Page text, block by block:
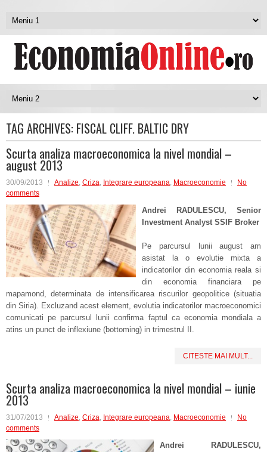
TAG ARCHIVES: FISCAL CLIFF. BALTIC DRY
Scurta analiza macroeconomica la nivel mondial –
august 2013
30/09/2013 Analize, Criza, Integrare europeana, Macroeconomie
No
comments
Andrei RADULESCU, Senior
Investment Analyst SSIF Broker
Pe parcursul lunii august am
asistat la o evolutie mixta a
indicatorilor din economia reala si
din economia financiara pe
mapamond, determinata de intensificarea riscurilor geopolitice (situatia
din Siria). Excluzand acest element, evolutia indicatorilor macroeconomici
comunicati pe parcursul lunii confirma faptul ca economia mondiala a
atins un punct de inflexiune (bottoming) in trimestrul II.
CITESTE MAI MULT...
Scurta analiza macroeconomica la nivel mondial – iunie
2013
31/07/2013 Analize, Criza, Integrare europeana, Macroeconomie
No
comments
Andrei RADULESCU,